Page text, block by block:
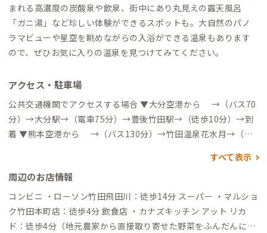
まれる高濃度の炭酸泉や飲泉、街中にあり丸見えの露天風呂
「ガニ湯」など珍しい体験ができるスポットも。大自然のパノ
ラマビューや星空を眺めながらの入浴ができる温泉もあります
ので、ぜひお気に入りの温泉を見つけてみてください。
アクセス・駐車場
公共交通機関でアクセスする場合 ▼大分空港から →（バス70
分）→大分駅→（電車75分）→豊後竹田駅→（徒歩10分）→到
着 ▼熊本空港から →（バス130分）→竹田温泉花水月→（徒
歩1分）→肥後大津駅→（電車80分）→豊後竹田駅→（徒歩10
分）→到着 自動車でアクセスする場合 ▼大分空港から →（高
速道50分）→大分米良IC→（一般道50分）→到着 ▼大分駅から
→（一般道60分）→到着 ※大分空港、熊本空港にてトヨタレ
ンタカーや日産レンタカーなど、レンタカー会社が各社ありま
すべて表示
周辺のお店情報
コンビニ ・ローソン竹田飛田川：徒歩14分 スーパー ・マルショ
ク竹田本町店：徒歩4分 飲食店 ・カナズキッチン アット リカ
ド：徒歩4分（地元農家から直接取り寄せた野菜をふんだんに使